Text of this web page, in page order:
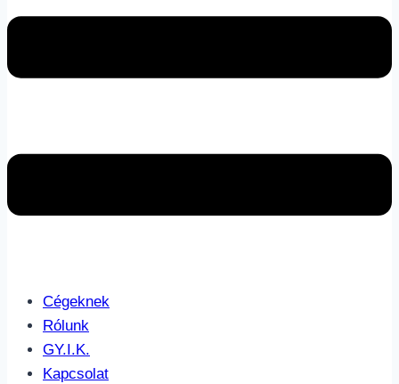
Cégeknek
Rólunk
GY.I.K.
Kapcsolat